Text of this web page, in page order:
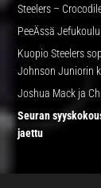
Steelers –
PeeÄssä Jefukoulu
Kuopio Steelers
Johnson Juniorin
Joshua Mack ja
Seuran
jaettu